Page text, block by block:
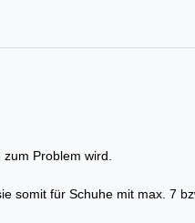
Problem wird.
somit für Schuhe mit max. 7